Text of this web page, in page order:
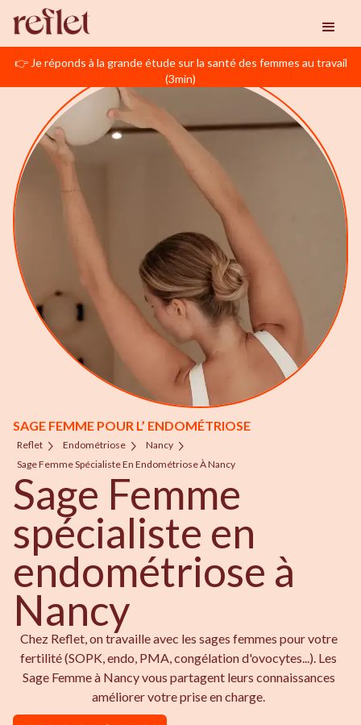
👉 Je réponds à la grande étude sur la santé des femmes au travail
(3min)
SAGE FEMME POUR L’ ENDOMÉTRIOSE
Reflet Endométriose
Nancy
Sage Femme Spécialiste En Endométriose À Nancy
Sage Femme
spécialiste en
endométriose à
Nancy
Chez Reflet, on travaille avec les sages femmes pour votre
fertilité (SOPK, endo, PMA, congélation d'ovocytes...). Les
Sage Femme à Nancy vous partagent leurs connaissances
améliorer votre prise en charge.